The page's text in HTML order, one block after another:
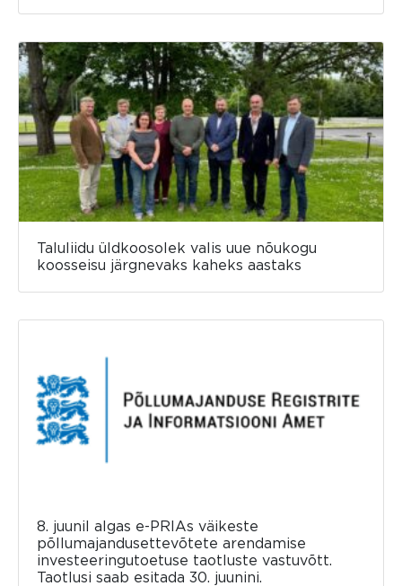
Taluliidu üldkoosolek valis uue nõukogu
koosseisu järgnevaks kaheks aastaks
8. juunil algas e-PRIAs väikeste
põllumajandusettevõtete arendamise
investeeringutoetuse taotluste vastuvõtt.
Taotlusi saab esitada 30. juunini.